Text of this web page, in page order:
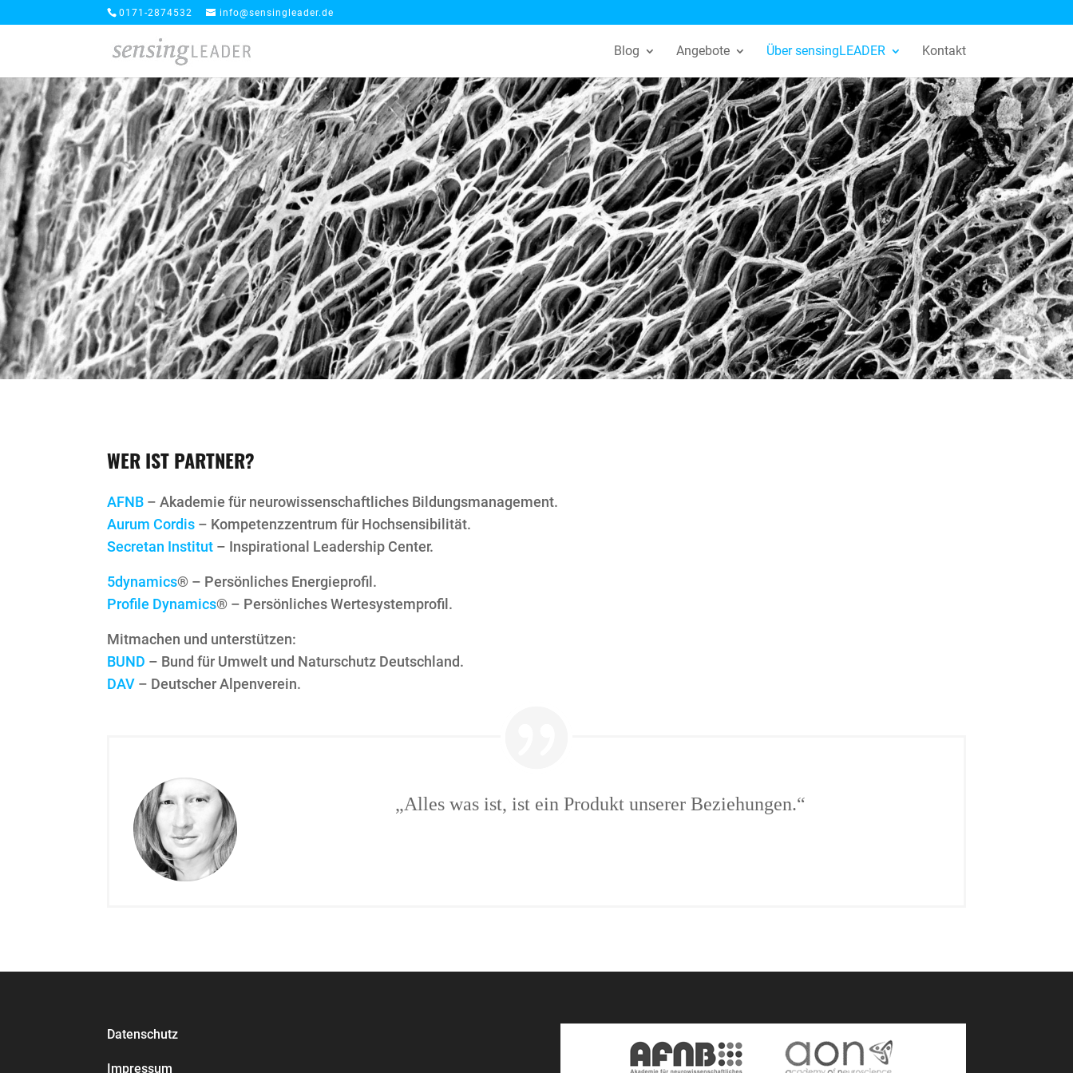
0171-2874532 info@sensingleader.de
Blog Angebote Über sensingLEADER Kontakt
WER IST PARTNER?
AFNB – Akademie für neurowissenschaftliches Bildungsmanagement.
Aurum Cordis – Kompetenzzentrum für Hochsensibilität.
Secretan Institut – Inspirational Leadership Center.
5dynamics® – Persönliches Energieprofil.
Profile Dynamics® – Persönliches Wertesystemprofil.
Mitmachen und unterstützen:
BUND – Bund für Umwelt und Naturschutz Deutschland.
DAV – Deutscher Alpenverein.
„Alles was ist, ist ein Produkt unserer Beziehungen.“
Datenschutz
Impressum